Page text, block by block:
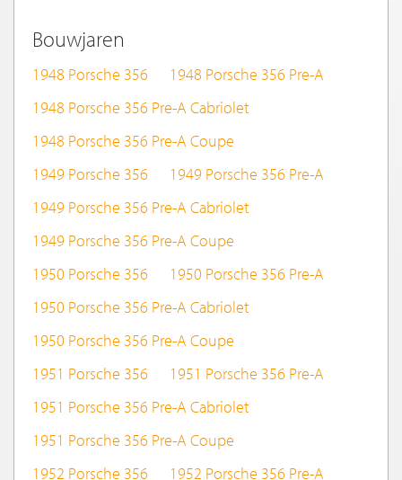
Bouwjaren
1948 Porsche 356
1948 Porsche 356 Pre-A
1948 Porsche 356 Pre-A Cabriolet
1948 Porsche 356 Pre-A Coupe
1949 Porsche 356
1949 Porsche 356 Pre-A
1949 Porsche 356 Pre-A Cabriolet
1949 Porsche 356 Pre-A Coupe
1950 Porsche 356
1950 Porsche 356 Pre-A
1950 Porsche 356 Pre-A Cabriolet
1950 Porsche 356 Pre-A Coupe
1951 Porsche 356
1951 Porsche 356 Pre-A
1951 Porsche 356 Pre-A Cabriolet
1951 Porsche 356 Pre-A Coupe
1952 Porsche 356
1952 Porsche 356 Pre-A